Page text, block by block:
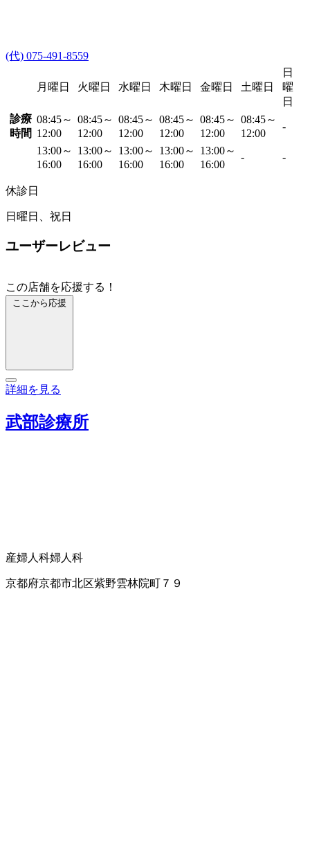
(代) 075-491-8559
月曜日 火曜日 水曜日 木曜日 金曜日 土曜日
日
曜
日
診療
時間
08:45～
12:00
08:45～
12:00
08:45～
12:00
08:45～
12:00
08:45～
12:00
08:45～
12:00
-
13:00～
16:00
13:00～
16:00
13:00～
16:00
13:00～
16:00
13:00～
16:00
- -
休診日
日曜日、祝日
ユーザーレビュー
この店舗を応援する！
ここから応援
詳細を見る
武部診療所
産婦人科婦人科
京都府京都市北区紫野雲林院町７９